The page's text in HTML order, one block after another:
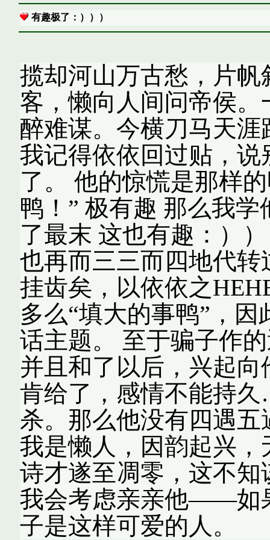
有趣极了：）））
揽却河山万古愁，片
客，懒向人间问帝侯
醉难谋。今横刀马天
我记得依依回过贴，
了。 他的惊慌是那样
鸭！” 极有趣 那么我
了最末 这也有趣：）
也再而三三而四地代
挂齿矣，以依依之
多么“填大的事鸭”，
话主题。 至于骗子作
并且和了以后，兴起
肯给了，感情不能持
杀。那么他没有四遇
我是懒人，因韵起兴
诗才遂至凋零，这不
我会考虑亲亲他——如
子是这样可爱的人。